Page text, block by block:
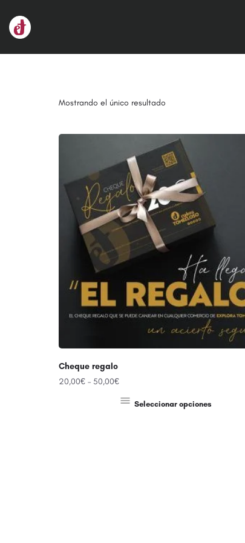
Mostrando el único resultado
Cheque regalo
20,00€ – 50,00€
Seleccionar opciones